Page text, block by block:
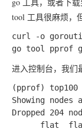
tool 工具很麻烦，
curl -o
进入控制台，我们
(pprof) top100
Showing
Dropped 204
flat